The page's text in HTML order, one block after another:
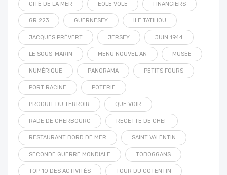
CITÉ DE LA MER EOLE VOLE FINANCIERS
GR 223 GUERNESEY ILE TATIHOU
JACQUES PRÉVERT JERSEY JUIN 1944
LE SOUS-MARIN MENU NOUVEL AN MUSÉE
NUMÉRIQUE PANORAMA PETITS FOURS
PORT RACINE POTERIE
PRODUIT DU TERROIR QUE VOIR
RADE DE CHERBOURG RECETTE DE CHEF
RESTAURANT BORD DE MER SAINT VALENTIN
SECONDE GUERRE MONDIALE TOBOGGANS
TOP 10 DES ACTIVITÉS TOUR DU COTENTIN